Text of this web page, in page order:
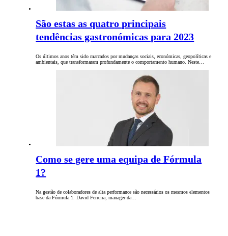
São estas as quatro principais
tendências gastronómicas para 2023
Os últimos anos têm sido marcados por mudanças sociais, económicas, geopolíticas e
ambientais, que transformaram profundamente o comportamento humano. Neste…
Como se gere uma equipa de Fórmula
1?
Na gestão de colaboradores de alta performance são necessários os mesmos elementos
base da Fórmula 1. David Ferreira, manager da…